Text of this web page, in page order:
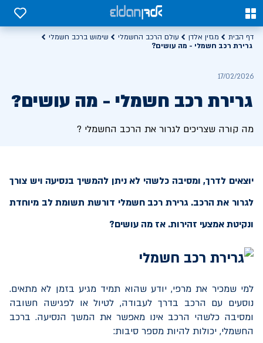
0
0
דף הבית מגזין אלדן עולם הרכב החשמלי
שימוש ברכב חשמלי
גרירת רכב חשמלי - מה עושים?
17/02/2026
גרירת רכב חשמלי - מה עושים?
מה קורה שצריכים לגרור את הרכב החשמלי ?
יוצאים לדרך, ומסיבה כלשהי לא ניתן להמשיך בנסיעה ויש צורך
לגרור את הרכב. גרירת רכב חשמלי דורשת תשומת לב מיוחדת
ונקיטת אמצעי זהירות. אז מה עושים?
למי שמכיר את מרפי, יודע שהוא תמיד מגיע בזמן לא מתאים.
נוסעים עם הרכב בדרך לעבודה, לטיול או לפגישה חשובה
ומסיבה כלשהי הרכב אינו מאפשר את המשך הנסיעה. ברכב
החשמלי, יכולות להיות מספר סיבות: